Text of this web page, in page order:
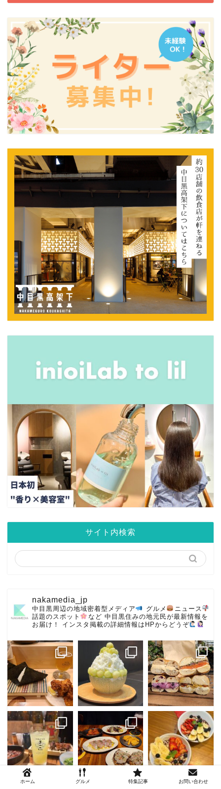
サイト内検索
nakamedia_jp
中目黒周辺の地域密着型メディア グルメ
ニュース
話題のスポット
など 中目黒住みの地元民が最新情報を
お届け！
インスタ掲載の詳細情報はHPからどうぞ
ホーム グルメ 特集記事 お問い合わせ